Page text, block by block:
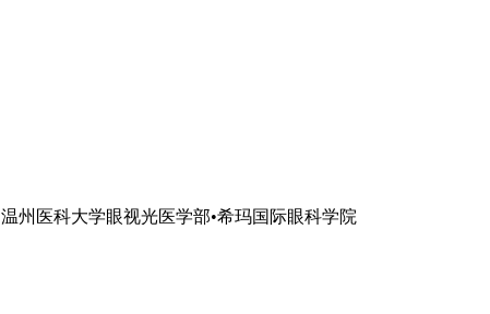
温州医科大学眼视光医学部•希玛国际眼科学院